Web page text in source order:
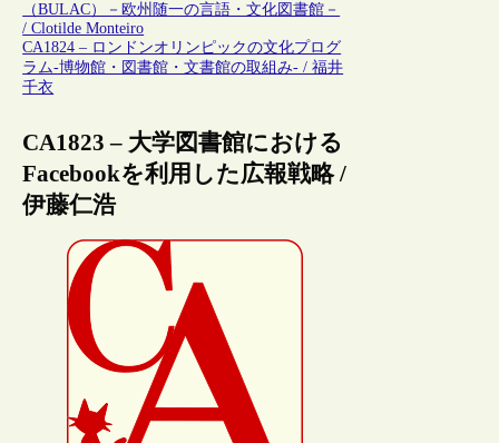
（BULAC）－欧州随一の言語・文化図書館－
/ Clotilde Monteiro
CA1824 – ロンドンオリンピックの文化プログ
ラム-博物館・図書館・文書館の取組み- / 福井
千衣
CA1823 – 大学図書館における
Facebookを利用した広報戦略 /
伊藤仁浩